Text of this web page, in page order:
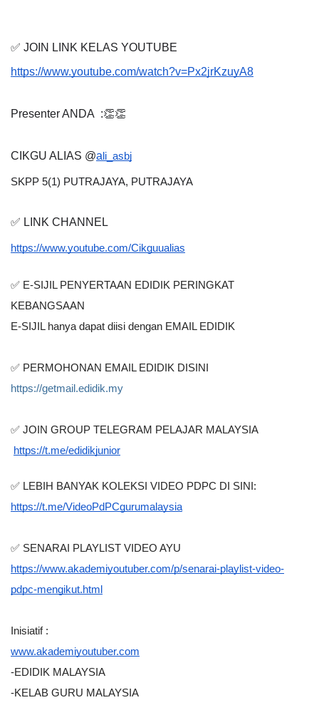
✅ JOIN LINK KELAS YOUTUBE
https://www.youtube.com/watch?v=Px2jrKzuyA8
Presenter ANDA  :👏👏
CIKGU ALIAS @a li_asbj
SKPP 5(1) PUTRAJAYA, PUTRAJAYA
✅ LINK CHANNEL
https://www.youtube.com/Cikguualias
✅ E-SIJIL PENYERTAAN EDIDIK PERINGKAT
KEBANGSAAN
E-SIJIL hanya dapat diisi dengan EMAIL EDIDIK
✅ PERMOHONAN EMAIL EDIDIK DISINI
https://getmail.edidik.my
✅ JOIN GROUP TELEGRAM PELAJAR MALAYSIA
https://t.me/edidikjunior
✅ LEBIH BANYAK KOLEKSI VIDEO PDPC DI SINI:
https://t.me/VideoPdPCgurumalaysia
✅ SENARAI PLAYLIST VIDEO AYU
https://www.akademiyoutuber.com/p/senarai-playlist-video-
pdpc-mengikut.html
Inisiatif :
www.akademiyoutuber.com
-EDIDIK MALAYSIA
-KELAB GURU MALAYSIA